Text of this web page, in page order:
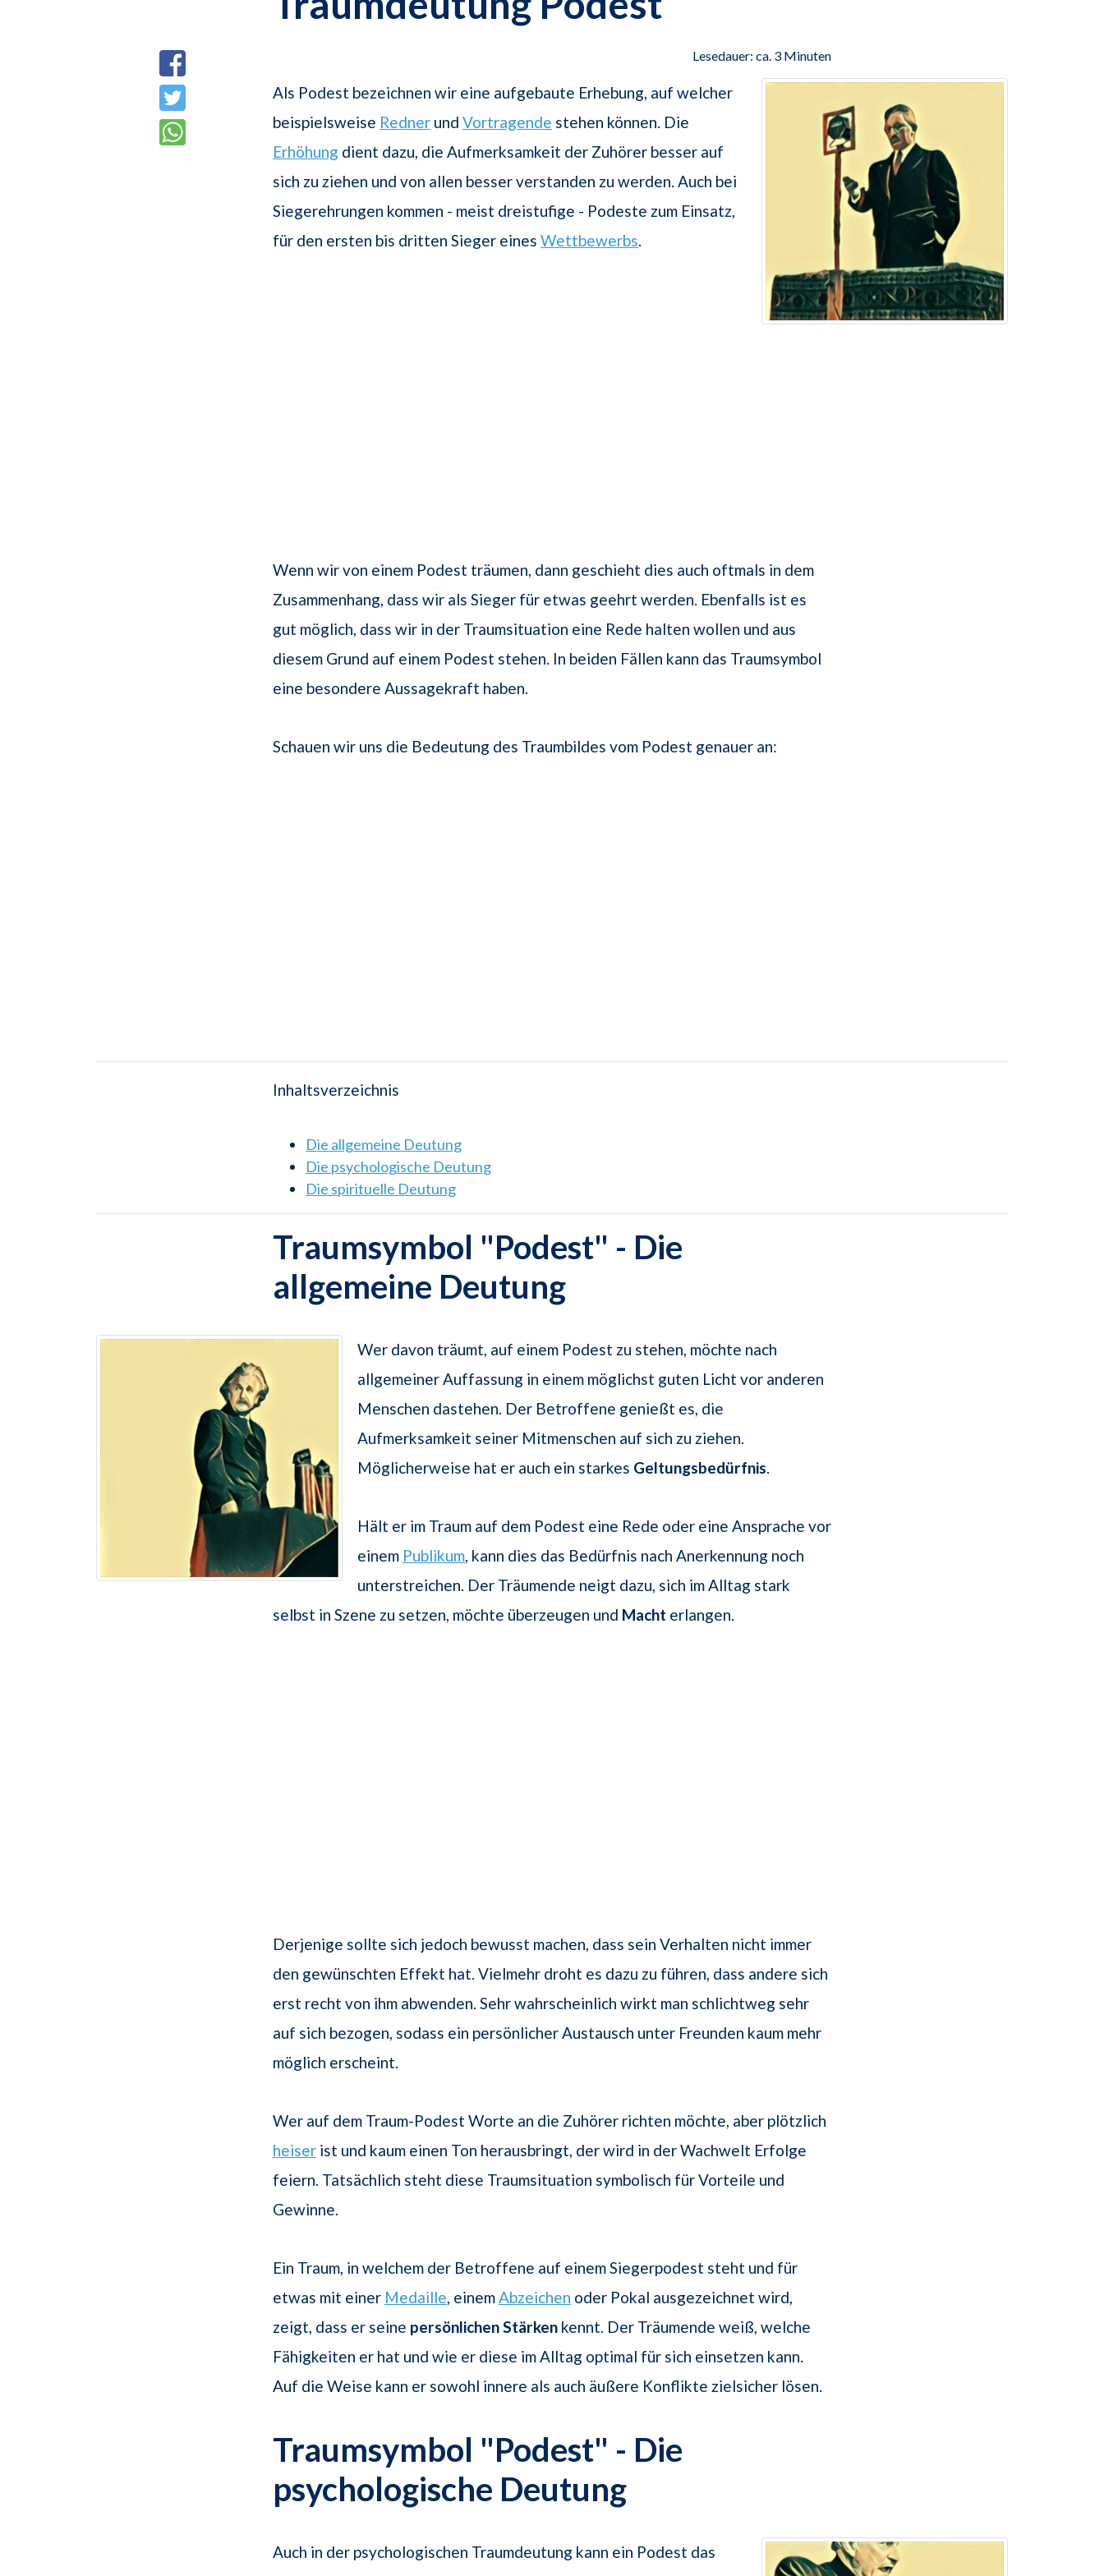
Lesedauer: ca. 3 Minuten
Als Podest bezeichnen wir eine aufgebaute Erhebung, auf welcher
beispielsweise Redner und Vortragende stehen können. Die
Erhöhung dient dazu, die Aufmerksamkeit der Zuhörer besser auf
sich zu ziehen und von allen besser verstanden zu werden. Auch bei
Siegerehrungen kommen - meist dreistufige - Podeste zum Einsatz,
für den ersten bis dritten Sieger eines Wettbewerbs.
Wenn wir von einem Podest träumen, dann geschieht dies auch oftmals in dem
Zusammenhang, dass wir als Sieger für etwas geehrt werden. Ebenfalls ist es
gut möglich, dass wir in der Traumsituation eine Rede halten wollen und aus
diesem Grund auf einem Podest stehen. In beiden Fällen kann das Traumsymbol
eine besondere Aussagekraft haben.
Schauen wir uns die Bedeutung des Traumbildes vom Podest genauer an:
Inhaltsverzeichnis
Die allgemeine Deutung
Die psychologische Deutung
Die spirituelle Deutung
Traumsymbol "Podest" - Die
allgemeine Deutung
Wer davon träumt, auf einem Podest zu stehen, möchte nach
allgemeiner Auffassung in einem möglichst guten Licht vor anderen
Menschen dastehen. Der Betroffene genießt es, die
Aufmerksamkeit seiner Mitmenschen auf sich zu ziehen.
Möglicherweise hat er auch ein starkes Geltungsbedürfnis.
Hält er im Traum auf dem Podest eine Rede oder eine Ansprache vor
einem Publikum, kann dies das Bedürfnis nach Anerkennung noch
unterstreichen. Der Träumende neigt dazu, sich im Alltag stark
selbst in Szene zu setzen, möchte überzeugen und Macht erlangen.
Derjenige sollte sich jedoch bewusst machen, dass sein Verhalten nicht immer
den gewünschten Effekt hat. Vielmehr droht es dazu zu führen, dass andere sich
erst recht von ihm abwenden. Sehr wahrscheinlich wirkt man schlichtweg sehr
auf sich bezogen, sodass ein persönlicher Austausch unter Freunden kaum mehr
möglich erscheint.
Wer auf dem Traum-Podest Worte an die Zuhörer richten möchte, aber plötzlich
heiser ist und kaum einen Ton herausbringt, der wird in der Wachwelt Erfolge
feiern. Tatsächlich steht diese Traumsituation symbolisch für Vorteile und
Gewinne.
Ein Traum, in welchem der Betroffene auf einem Siegerpodest steht und für
etwas mit einer Medaille, einemAbzeichen oder Pokal ausgezeichnet wird,
zeigt, dass er seine persönlichen Stärken kennt. Der Träumende weiß, welche
Fähigkeiten er hat und wie er diese im Alltag optimal für sich einsetzen kann.
Auf die Weise kann er sowohl innere als auch äußere Konflikte zielsicher lösen.
Traumsymbol "Podest" - Die
psychologische Deutung
Auch in der psychologischen Traumdeutung kann ein Podest das